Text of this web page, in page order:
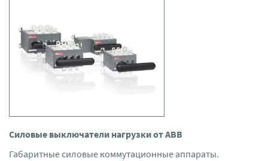
Силовые выключатели нагрузки от ABB
Габаритные силовые коммутационные аппараты.